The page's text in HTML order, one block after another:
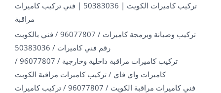
تركيب كاميرات الكويت | 50383036 | فني تركيب كاميرات
مراقبة
تركيب وصيانة وبرمجة كاميرات / 96077807 / فني بالكويت
رقم فني كاميرات / 50383036
تركيب كاميرات مراقبة داخلية وخارجية / 96077807 /
كاميرات واي فاي / تركيب كاميرات مراقبة الكويت
فني كاميرات مراقبة الكويت / 96077807 / تركيب كاميرات